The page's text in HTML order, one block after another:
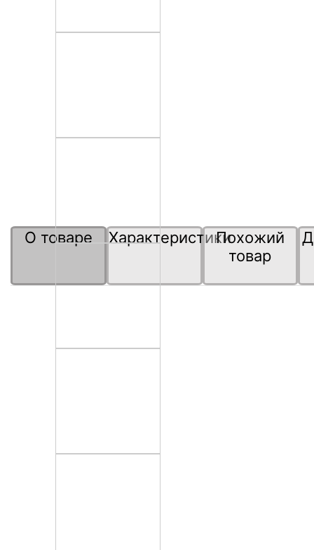
О товаре ХарактеристикиПохожий
товар